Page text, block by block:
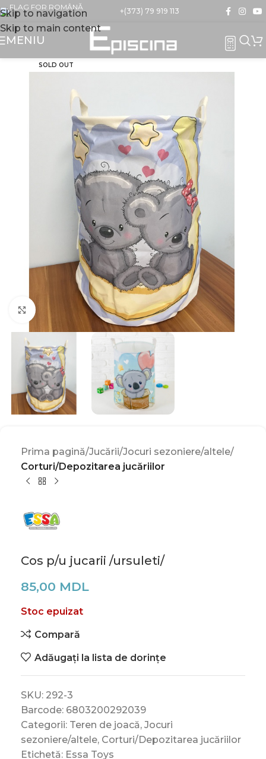
Skip to navigation
Skip to main content
+(373) 79 919 113
MENIU
SOLD OUT
Click to enlarge
Prima pagină Jucării Jocuri sezoniere/altele
Corturi/Depozitarea jucăriilor
Cos p/u jucarii /ursuleti/
85,00 MDL
Stoc epuizat
Compară
Adăugați la lista de dorințe
SKU: 292-3
Barcode: 6803200292039
Categorii: Teren de joacă, Jocuri
sezoniere/altele, Corturi/Depozitarea jucăriilor
Etichetă: Essa Toys